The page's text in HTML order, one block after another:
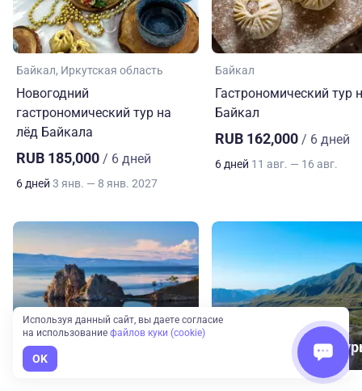
Байкал Иркутская область
Новогодний
гастрономический тур на
лёд Байкала
RUB 185,000 / 6 дней
6 дней 3 янв. — 8 янв. 2027
Байкал
Гастрономический тур
Байкал
RUB 162,000 / 6 дней
6 дней 11 авг. — 16 авг.
Байкал Экскурсионные
Используя данный сайт, вы даете согласие
на использование файлов куки (cookie)
OK